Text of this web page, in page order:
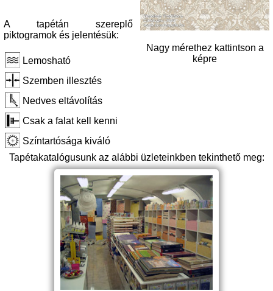
A tapétán szereplő
piktogramok és jelentésük:
Lemosható
Szemben illesztés
Nedves eltávolítás
Csak a falat kell kenni
Színtartósága kiváló
Nagy mérethez kattintson a
képre
Tapétakatalógusunk az alábbi üzleteinkben tekinthető meg: